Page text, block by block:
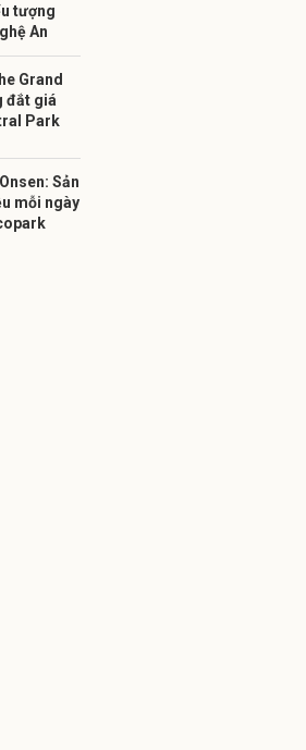
tượng
An
Grand
đắt giá
Park
Sản
mỗi ngày